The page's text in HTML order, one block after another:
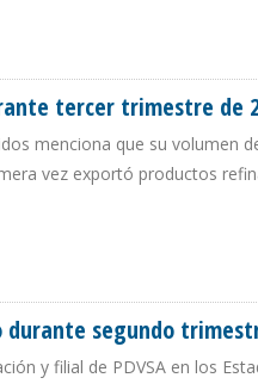
tercer trimestre de
menciona que su volumen
vez exportó productos
segundo
y filial de PDVSA en los